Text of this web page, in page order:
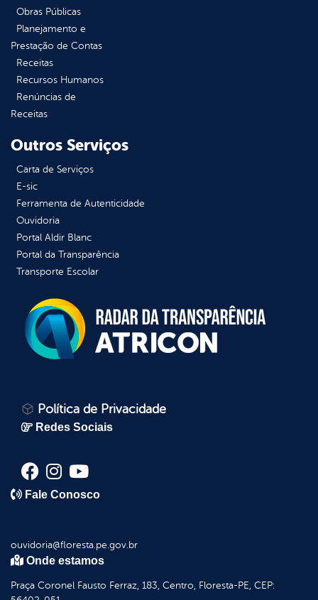
Obras Públicas
Planejamento e
Prestação de Contas
Receitas
Recursos Humanos
Renúncias de
Receitas
Outros Serviços
Carta de Serviços
E-sic
Ferramenta de Autenticidade
Ouvidoria
Portal Aldir Blanc
Portal da Transparência
Transporte Escolar
Política de Privacidade
Redes Sociais
Fale Conosco
ouvidoria@floresta.pe.gov.br
Onde estamos
Praça Coronel Fausto Ferraz, 183, Centro, Floresta-PE, CEP: